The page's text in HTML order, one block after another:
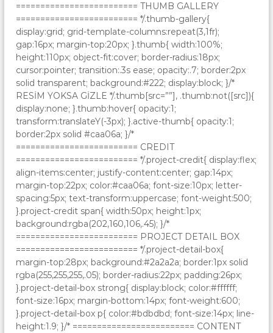
========================= THUMB GALLERY
========================= */.thumb-gallery{
display:grid; grid-template-columns:repeat(3,1fr);
gap:16px; margin-top:20px; }.thumb{ width:100%;
height:110px; object-fit:cover; border-radius:18px;
cursor:pointer; transition:.3s ease; opacity:.7; border:2px
solid transparent; background:#222; display:block; }/*
RESİM YOKSA GİZLE */.thumb[src=””], .thumb:not([src]){
display:none; }.thumb:hover{ opacity:1;
transform:translateY(-3px); }.active-thumb{ opacity:1;
border:2px solid #caa06a; }/*
========================= CREDIT
========================= */.project-credit{ display:flex;
align-items:center; justify-content:center; gap:14px;
margin-top:22px; color:#caa06a; font-size:10px; letter-
spacing:5px; text-transform:uppercase; font-weight:500;
}.project-credit span{ width:50px; height:1px;
background:rgba(202,160,106,.45); }/*
========================= PROJECT DETAIL BOX
========================= */.project-detail-box{
margin-top:28px; background:#2a2a2a; border:1px solid
rgba(255,255,255,.05); border-radius:22px; padding:26px;
}.project-detail-box strong{ display:block; color:#ffffff;
font-size:16px; margin-bottom:14px; font-weight:600;
}.project-detail-box p{ color:#bdbdbd; font-size:14px; line-
height:1.9; }/* ========================= CONTENT